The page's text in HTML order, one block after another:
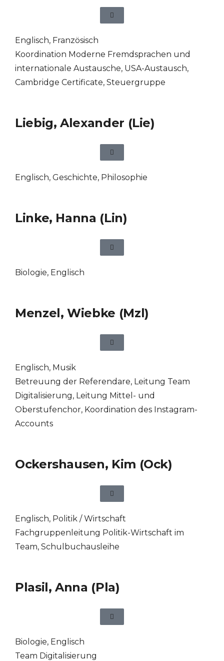
Englisch, Französisch
Koordination Moderne Fremdsprachen und
internationale Austausche, USA-Austausch,
Cambridge Certificate, Steuergruppe
Liebig, Alexander (Lie)
Englisch, Geschichte, Philosophie
Linke, Hanna (Lin)
Biologie, Englisch
Menzel, Wiebke (Mzl)
Englisch, Musik
Betreuung der Referendare, Leitung Team
Digitalisierung, Leitung Mittel- und
Oberstufenchor, Koordination des Instagram-
Accounts
Ockershausen, Kim (Ock)
Englisch, Politik / Wirtschaft
Fachgruppenleitung Politik-Wirtschaft im
Team, Schulbuchausleihe
Plasil, Anna (Pla)
Biologie, Englisch
Team Digitalisierung